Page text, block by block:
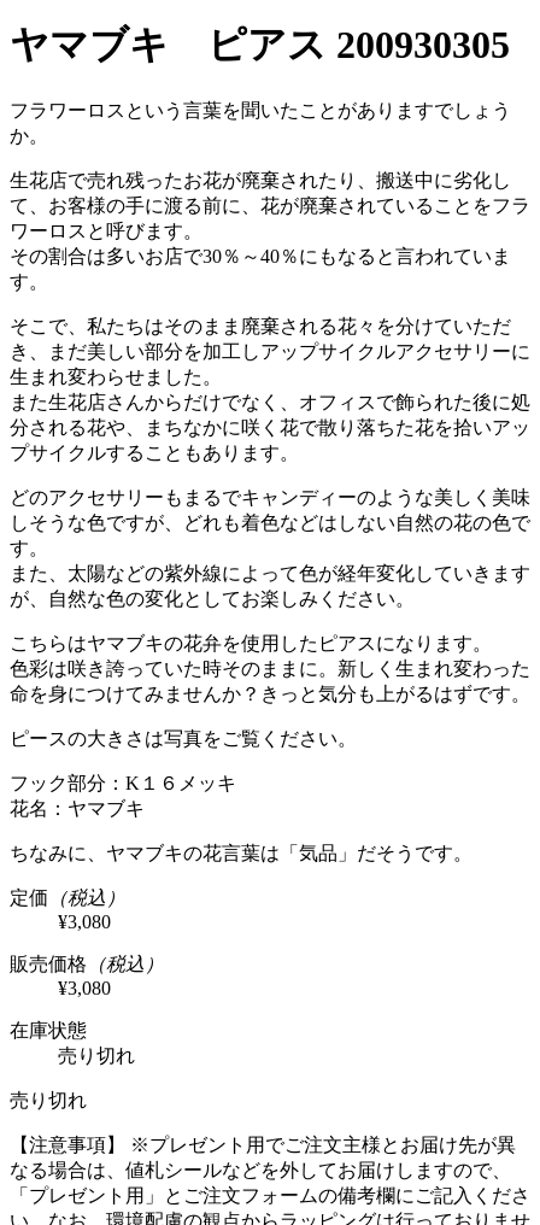
ヤマブキ ピアス 200930305
フラワーロスという言葉を聞いたことがありますでしょう
か。
生花店で売れ残ったお花が廃棄されたり、搬送中に劣化し
て、お客様の手に渡る前に、花が廃棄されていることをフラ
ワーロスと呼びます。
その割合は多いお店で30％～40％にもなると言われていま
す。
そこで、私たちはそのまま廃棄される花々を分けていただ
き、まだ美しい部分を加工しアップサイクルアクセサリーに
生まれ変わらせました。
また生花店さんからだけでなく、オフィスで飾られた後に処
分される花や、まちなかに咲く花で散り落ちた花を拾いアッ
プサイクルすることもあります。
どのアクセサリーもまるでキャンディーのような美しく美味
しそうな色ですが、どれも着色などはしない自然の花の色で
す。
また、太陽などの紫外線によって色が経年変化していきます
が、自然な色の変化としてお楽しみください。
こちらはヤマブキの花弁を使用したピアスになります。
色彩は咲き誇っていた時そのままに。新しく生まれ変わった
命を身につけてみませんか？きっと気分も上がるはずです。
ピースの大きさは写真をご覧ください。
フック部分：K１６メッキ
花名：ヤマブキ
ちなみに、ヤマブキの花言葉は「気品」だそうです。
定価 （税込）
¥3,080
販売価格 （税込）
¥3,080
在庫状態
売り切れ
売り切れ
【注意事項】
※プレゼント用でご注文主様とお届け先が異
なる場合は、値札シールなどを外してお届けしますので、
「プレゼント用」とご注文フォームの備考欄にご記入くださ
い。 なお、環境配慮の観点からラッピングは行っておりませ